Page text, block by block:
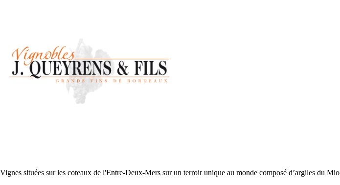
Vignes situées sur les coteaux de l'Entre-Deux-Mers sur un terroir unique au monde composé d’argiles du